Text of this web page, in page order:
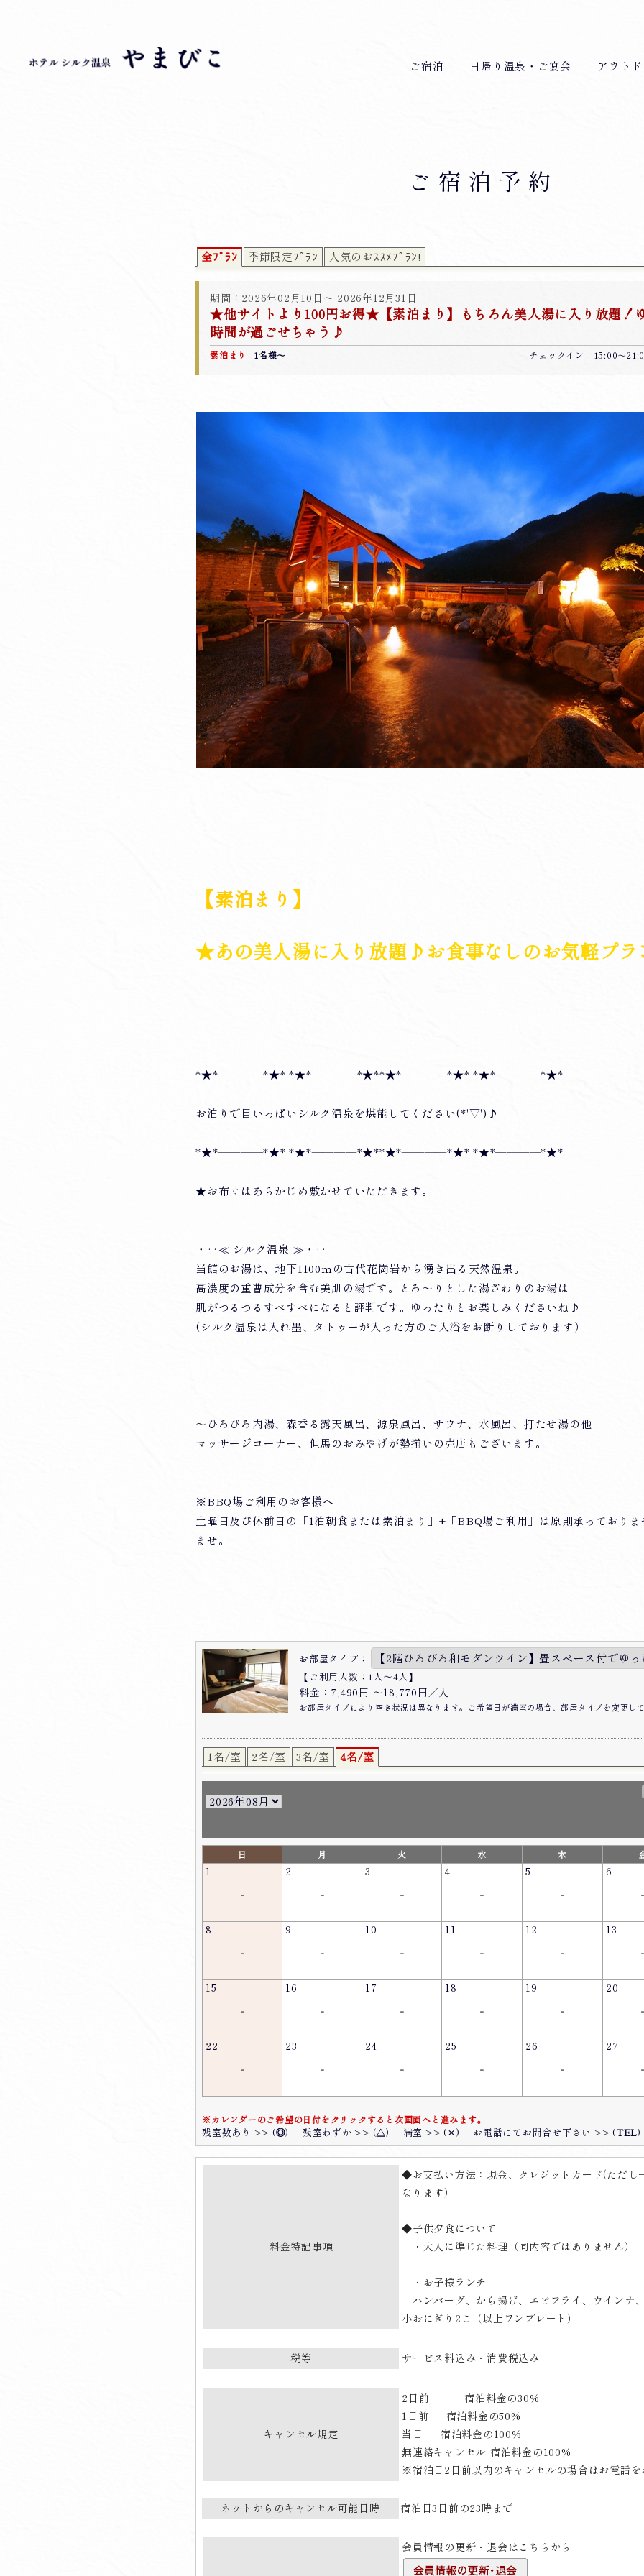
ご宿泊 日帰り温泉・ご宴会 アウト
ご宿泊予約
全ﾌﾟﾗﾝ 季節限定ﾌﾟﾗﾝ 人気のおｽｽﾒﾌﾟﾗﾝ!
期間：2026年02月10日～ 2026年12月31日
★他サイトより100円お得★【素泊まり】もちろん美人湯に入り放題！
時間が過ごせちゃう♪
素泊まり 1名様～ チェックイン：15:00～
【素泊まり】
★あの美人湯に入り放題♪お食事なしのお気軽プ
*★*――――*★* *★*――――*★**★*――――*★* *★*――――*★*
お泊りで目いっぱいシルク温泉を堪能してください(*'▽')♪
*★*――――*★* *★*――――*★**★*――――*★* *★*――――*★*
★お布団はあらかじめ敷かせていただきます。
・‥≪ シルク温泉 ≫・‥
当館のお湯は、地下1100ｍの古代花崗岩から湧き出る天然温泉。
高濃度の重曹成分を含む美肌の湯です。とろ～りとした湯ざわりのお湯は
肌がつるつるすべすべになると評判です。ゆったりとお楽しみくださいね♪
(シルク温泉は入れ墨、タトゥーが入った方のご入浴をお断りしております）
～ひろびろ内湯、森香る露天風呂、源泉風呂、サウナ、水風呂、打たせ湯の他
マッサージコーナー、但馬のおみやげが勢揃いの売店もございます。
※BBQ場ご利用のお客様へ
土曜日及び休前日の「1泊朝食または素泊まり」+「BBQ場ご利用」は原則承っており
ませ。
お部屋タイプ：
【ご利用人数：1人〜4人】
料金：7,490円 〜18,770円／人
お部屋タイプにより空き状況は異なります。ご希望日が満室の場合、部屋タイプを変更し
1名/室 2名/室 3名/室 4名/室
日 月 火 水 木
1
-
2
-
3
-
4
-
5
-
6
8
-
9
-
10
-
11
-
12
-
13
15
-
16
-
17
-
18
-
19
-
20
22
-
23
-
24
-
25
-
26
-
27
※カレンダーのご希望の日付をクリックすると次画面へと進みます。
残室数あり >> (◎) 残室わずか >> (△) 満室 >> ( × ) お電話にてお問合せ下さい >> (TEL)
料金特記事項
◆お支払い方法：現金、クレジットカード(ただし
なります）
◆子供夕食について
・大人に準じた料理（同内容ではありません）
・お子様ランチ
ハンバーグ、から揚げ、エビフライ、ウインナ
小おにぎり2こ（以上ワンプレート）
税等 サービス料込み・消費税込み
キャンセル規定
2日前 宿泊料金の30%
1日前 宿泊料金の50%
当日 宿泊料金の100%
無連絡キャンセル 宿泊料金の100%
※宿泊日2日前以内のキャンセルの場合はお電話を
ネットからのキャンセル可能日時 宿泊日3日前の23時まで
会員情報の更新・退会はこちらから